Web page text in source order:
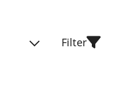
Filter